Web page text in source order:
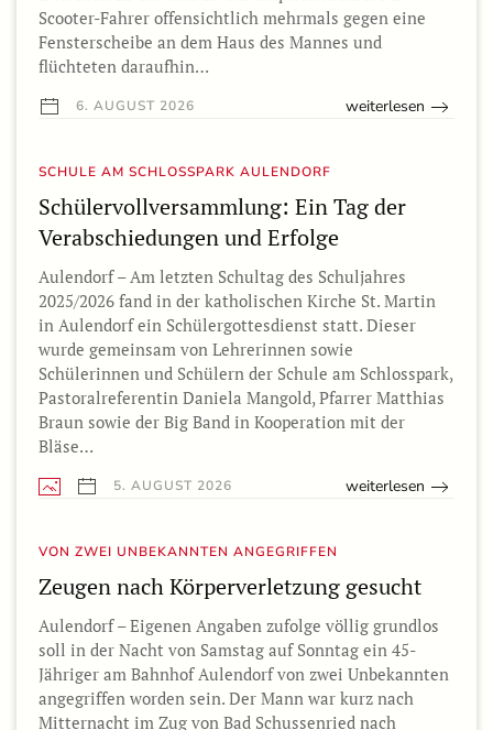
Scooter-Fahrer offensichtlich mehrmals gegen eine
Fensterscheibe an dem Haus des Mannes und
flüchteten daraufhin…
6. AUGUST 2026 weiterlesen
SCHULE AM SCHLOSSPARK AULENDORF
Schülervollversammlung: Ein Tag der
Verabschiedungen und Erfolge
Aulendorf – Am letzten Schultag des Schuljahres
2025/2026 fand in der katholischen Kirche St. Martin
in Aulendorf ein Schülergottesdienst statt. Dieser
wurde gemeinsam von Lehrerinnen sowie
Schülerinnen und Schülern der Schule am Schlosspark,
Pastoralreferentin Daniela Mangold, Pfarrer Matthias
Braun sowie der Big Band in Kooperation mit der
Bläse…
5. AUGUST 2026 weiterlesen
VON ZWEI UNBEKANNTEN ANGEGRIFFEN
Zeugen nach Körperverletzung gesucht
Aulendorf – Eigenen Angaben zufolge völlig grundlos
soll in der Nacht von Samstag auf Sonntag ein 45-
Jähriger am Bahnhof Aulendorf von zwei Unbekannten
angegriffen worden sein. Der Mann war kurz nach
Mitternacht im Zug von Bad Schussenried nach